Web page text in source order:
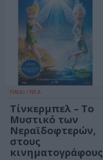
ΠΑΙΔΙ / ΝΕΑ
Τίνκερμπελ – Το
Μυστικό των
Νεραϊδοφτερών,
στους
κινηματογράφους